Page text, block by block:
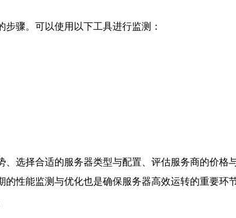
骤。可以使用以下工具进行监测：
选择合适的服务器类型与配置、评估服务商的价格
性能监测与优化也是确保服务器高效运转的重要环节